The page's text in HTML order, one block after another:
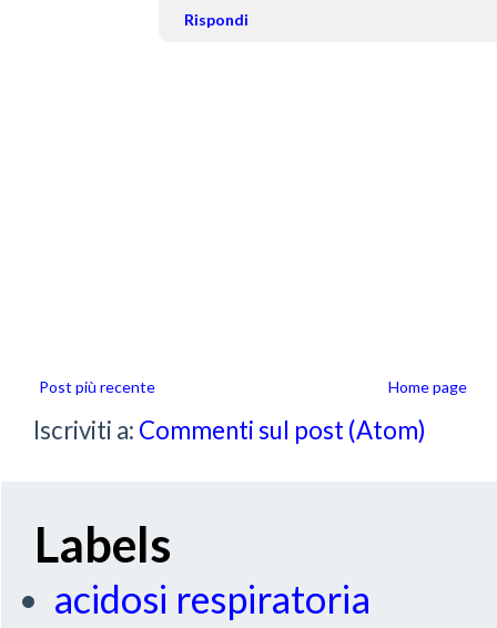
Rispondi
Post più recente Home page
Iscriviti a: Commenti sul post (Atom)
Labels
acidosi respiratoria